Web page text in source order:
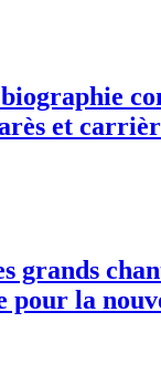
et
grands
pour la